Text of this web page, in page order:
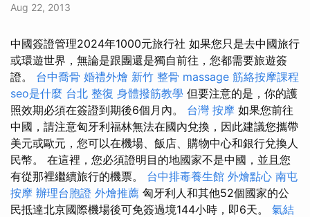
Aug 22, 2013
中國簽證管理2024年1000元旅行社 如果您只是去中國旅行
或環遊世界，無論是跟團還是獨自前往，您都需要旅遊簽
證。 台中喬骨 婚禮外燴 新竹 整骨 massage 筋絡按摩課程
seo是什麼 台北 整復 身體撥筋教學 但要注意的是，你的護
照效期必須在簽證到期後6個月內。 台灣 按摩 如果您前往
中國，請注意匈牙利福林無法在國內兌換，因此建議您攜帶
美元或歐元，您可以在機場、飯店、購物中心和銀行兌換人
民幣。 在這裡，您必須證明目的地國家不是中國，並且您
有從那裡繼續旅行的機票。 台中排毒養生館 外燴點心 南屯
按摩 辦理台胞證 外燴推薦 匈牙利人和其他52個國家的公
民抵達北京國際機場後可免簽過境144小時，即6天。 氣結